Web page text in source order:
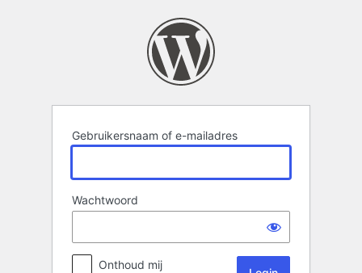
Gebruikersnaam of e-mailadres
Wachtwoord
Onthoud mij